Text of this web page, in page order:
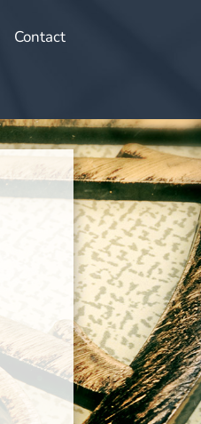
Contact